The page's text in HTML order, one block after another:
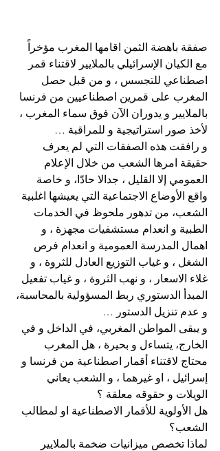
صفقة باهضة الثمن اقامها المغرب مؤخراً
مع الكيان الإسرائيلي بالملايير لاقتناء قمر
اصطناعي للتجسس ، و من قبل حصل
المغرب على قمرين اصطناعيين من فرنسا
بالملايير و يدوران الآن فوق سماء المغرب ،
لأخذ صور استراتيجية و للمراقبة …
و رافقت هذه الصفقات التي لم يعرف
حقيقة امرها الشعب من خلال الإعلام
العمومي إلا القليل ، جدالا حادّا، و خاصة
واقع الأوضاع الاجتماعية التي يعيشها اغلبية
الشعب، من تدهور ملحوظ في الخدمات
الطبية و انعدام مستشفيات مجهزة ، و
اهمال المدرسة العمومية و انعدام فرص
الشغل ، و غياب التوزيع العادل للثروة ، و
غلاء الاسعار ، و نهب الثروة ، و غياب تفعيل
المبدأ الدستوري ربط المسؤولية بالمحاسبة،
و عدم تنزيل الدستور …
و يبقى المواطن المغربي، في الداخل و في
الخارج، يتساءل و بحيرة ، هل المغرب
محتاج لاقتناء أقمار اصطناعية من فرنسا و
إسرائيل ، او غيرهما ، و الشعب يعاني
الويلات و حقوقه معلقة ؟
هل الأولوية للأقمار الاصطناعية او لمطالب
الشعب؟
لماذا تخصص ميزانيات ضخمة بالملايير